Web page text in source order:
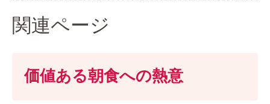
関連ページ
価値ある朝食への熱意